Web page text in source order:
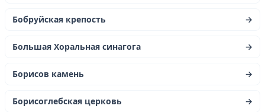
Бобруйская крепость →
Большая Хоральная синагога →
Борисов камень →
Борисоглебская церковь →